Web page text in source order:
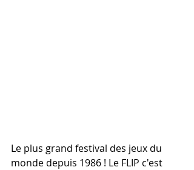
Le plus grand festival des jeux du
monde depuis 1986 ! Le FLIP c'est